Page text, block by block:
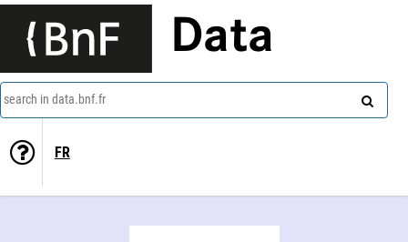
Data
search in data.bnf.fr
FR